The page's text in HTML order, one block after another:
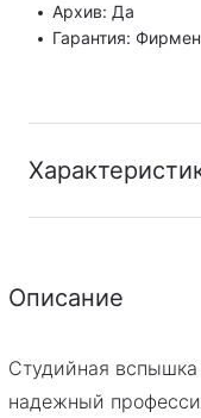
Архив: Да
Гарантия:
Гарантия:
Описание
Студийная
надежный